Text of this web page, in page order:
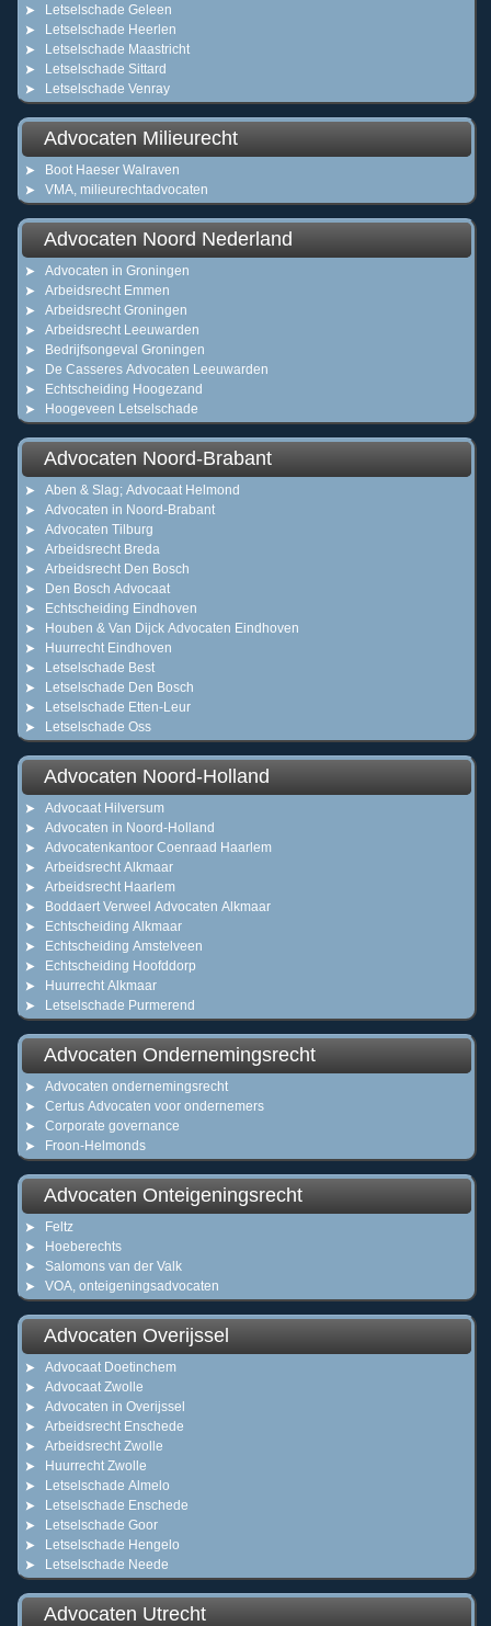
Letselschade Geleen
Letselschade Heerlen
Letselschade Maastricht
Letselschade Sittard
Letselschade Venray
Advocaten Milieurecht
Boot Haeser Walraven
VMA, milieurechtadvocaten
Advocaten Noord Nederland
Advocaten in Groningen
Arbeidsrecht Emmen
Arbeidsrecht Groningen
Arbeidsrecht Leeuwarden
Bedrijfsongeval Groningen
De Casseres Advocaten Leeuwarden
Echtscheiding Hoogezand
Hoogeveen Letselschade
Advocaten Noord-Brabant
Aben & Slag; Advocaat Helmond
Advocaten in Noord-Brabant
Advocaten Tilburg
Arbeidsrecht Breda
Arbeidsrecht Den Bosch
Den Bosch Advocaat
Echtscheiding Eindhoven
Houben & Van Dijck Advocaten Eindhoven
Huurrecht Eindhoven
Letselschade Best
Letselschade Den Bosch
Letselschade Etten-Leur
Letselschade Oss
Advocaten Noord-Holland
Advocaat Hilversum
Advocaten in Noord-Holland
Advocatenkantoor Coenraad Haarlem
Arbeidsrecht Alkmaar
Arbeidsrecht Haarlem
Boddaert Verweel Advocaten Alkmaar
Echtscheiding Alkmaar
Echtscheiding Amstelveen
Echtscheiding Hoofddorp
Huurrecht Alkmaar
Letselschade Purmerend
Advocaten Ondernemingsrecht
Advocaten ondernemingsrecht
Certus Advocaten voor ondernemers
Corporate governance
Froon-Helmonds
Advocaten Onteigeningsrecht
Feltz
Hoeberechts
Salomons van der Valk
VOA, onteigeningsadvocaten
Advocaten Overijssel
Advocaat Doetinchem
Advocaat Zwolle
Advocaten in Overijssel
Arbeidsrecht Enschede
Arbeidsrecht Zwolle
Huurrecht Zwolle
Letselschade Almelo
Letselschade Enschede
Letselschade Goor
Letselschade Hengelo
Letselschade Neede
Advocaten Utrecht